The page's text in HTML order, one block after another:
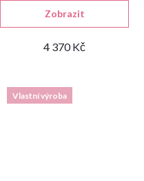
4 370 Kč
Zobrazit
rubínem.
Vlastní výroba